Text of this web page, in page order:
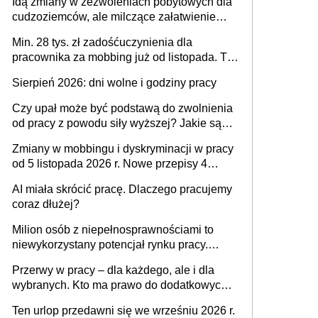
dni od ustania stosunku pracy
cudzoziemców, ale milczące załatwienie
Min. 28 tys. zł zadośćuczynienia dla
pracownika za mobbing już od listopada. To
zespołu
Sierpień 2026: dni wolne i godziny pracy
Czy upał może być podstawą do zwolnienia
od pracy z powodu siły wyższej? Jakie są
Zmiany w mobbingu i dyskryminacji w pracy
od 5 listopada 2026 r. Nowe przepisy 4
Ustaw
AI miała skrócić pracę. Dlaczego pracujemy
coraz dłużej?
Milion osób z niepełnosprawnościami to
niewykorzystany potencjał rynku pracy.
dofinansowań czy refundacji, ale bariery po
stronie systemu i świadomości
pracodawców [WYWIAD]
Przerwy w pracy – dla każdego, ale i dla
wybranych. Kto ma prawo do dodatkowych
Ten urlop przedawni się we wrześniu 2026 r.